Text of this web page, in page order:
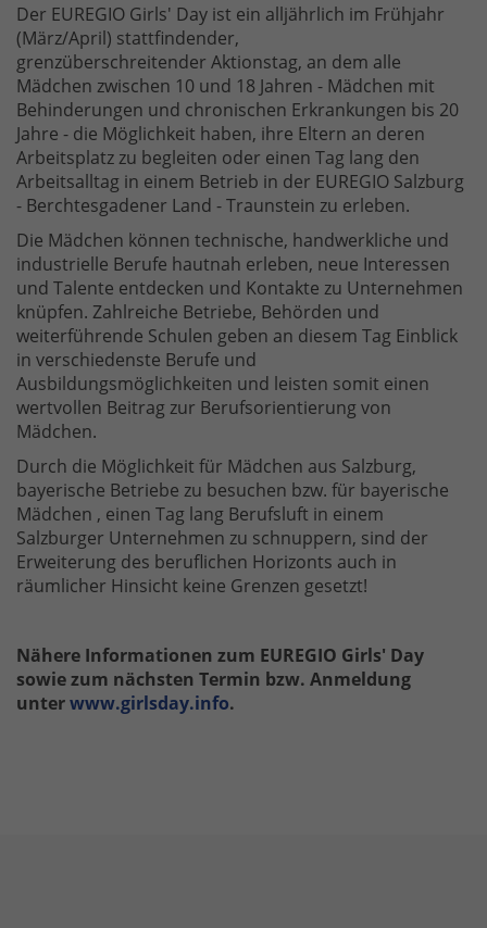
Der EUREGIO Girls' Day ist ein alljährlich im Frühjahr
(März/April) stattfindender,
grenzüberschreitender Aktionstag, an dem alle
Mädchen zwischen 10 und 18 Jahren - Mädchen mit
Behinderungen und chronischen Erkrankungen bis 20
Jahre - die Möglichkeit haben, ihre Eltern an deren
Arbeitsplatz zu begleiten oder einen Tag lang den
Arbeitsalltag in einem Betrieb in der EUREGIO Salzburg
- Berchtesgadener Land - Traunstein zu erleben.
Die Mädchen können technische, handwerkliche und
industrielle Berufe hautnah erleben, neue Interessen
und Talente entdecken und Kontakte zu Unternehmen
knüpfen. Zahlreiche Betriebe, Behörden und
weiterführende Schulen geben an diesem Tag Einblick
in verschiedenste Berufe und
Ausbildungsmöglichkeiten und leisten somit einen
wertvollen Beitrag zur Berufsorientierung von
Mädchen.
Durch die Möglichkeit für Mädchen aus Salzburg,
bayerische Betriebe zu besuchen bzw. für bayerische
Mädchen , einen Tag lang Berufsluft in einem
Salzburger Unternehmen zu schnuppern, sind der
Erweiterung des beruflichen Horizonts auch in
räumlicher Hinsicht keine Grenzen gesetzt!
Nähere Informationen zum EUREGIO Girls' Day
sowie zum nächsten Termin bzw. Anmeldung
unterwww.girlsday.info.